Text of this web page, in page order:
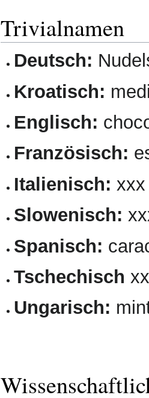
Trivialnamen
Deutsch:
Kroatisch:
Englisch:
Französisch:
Italienisch: xxx
Slowenisch:
Spanisch:
Tschechisch
Ungarisch: